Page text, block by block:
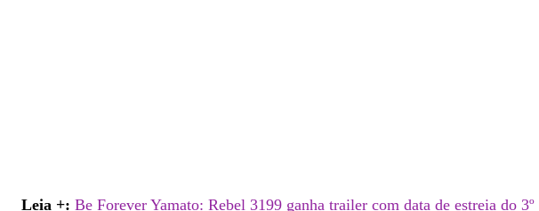
Leia +: Be Forever Yamato: Rebel 3199 ganha trailer com data de estreia do